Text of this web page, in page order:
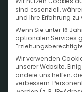
sind essenziell,
und Ihre Erfahrung zu
Wenn Sie unter 16
optionalen Services
Wir verwenden
unserer Website.
andere uns helfen,
verbessern.